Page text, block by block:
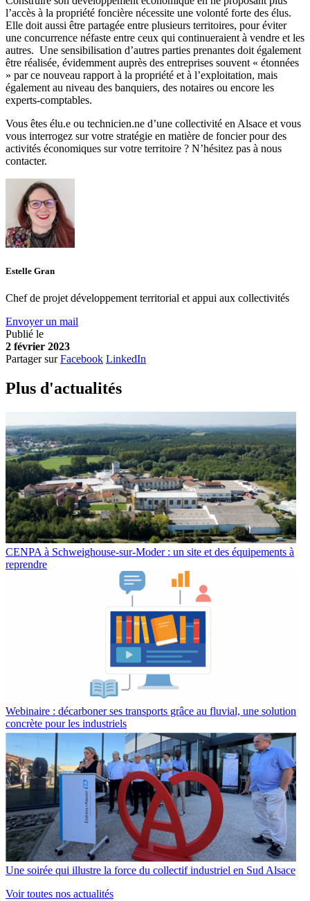
l’accès à la propriété foncière nécessite une volonté forte des élus.
Elle doit aussi être partagée entre plusieurs territoires, pour éviter
une concurrence néfaste entre ceux qui continueraient à vendre et les
autres. Une sensibilisation d’autres parties prenantes doit également
être réalisée, évidemment auprès des entreprises souvent « étonnées
» par ce nouveau rapport à la propriété et à l’exploitation, mais
également au niveau des banquiers, des notaires ou encore les
experts-comptables.
Vous êtes élu.e ou technicien.ne d’une collectivité en Alsace et vous
vous interrogez sur votre stratégie en matière de foncier pour des
activités économiques sur votre territoire ? N’hésitez pas à nous
contacter.
Estelle Gran
Chef de projet développement territorial et appui aux collectivités
Envoyer un mail
Publié le
2 février 2023
Partager sur Facebook LinkedIn
Plus d'actualités
CENPA à Schweighouse-sur-Moder : un site et des équipements à
reprendre
Webinaire : décarboner ses transports grâce au fluvial, une solution
concrète pour les industriels
Une soirée qui illustre la force du collectif industriel en Sud Alsace
Voir toutes nos actualités